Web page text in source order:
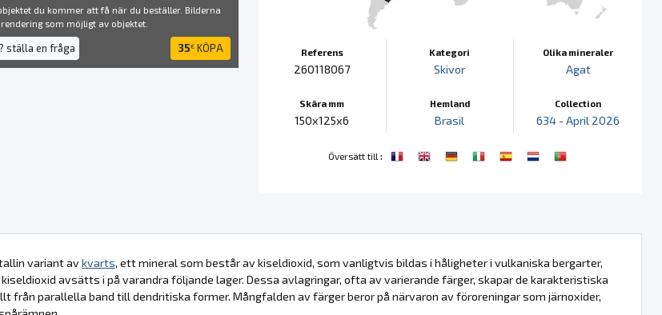
du kommer att få när du beställer. Bilderna
som möjligt av objektet.
ställa en fråga 35€ KÖPA Referens
260118067
Skära mm
150x125x6
Kategori
Skivor
Hemland
Brasil
Olika mineraler
Agat
Collection
634 - April 2026
Översätt till :
variant avkvarts, ett mineral som består av kiseldioxid, som vanligtvis bildas i håligheter i vulkaniska bergarter,
avsätts i på varandra följande lager. Dessa avlagringar, ofta av varierande färger, skapar de karakteristiska
från parallella band till dendritiska former. Mångfalden av färger beror på närvaron av föroreningar som järnoxider,